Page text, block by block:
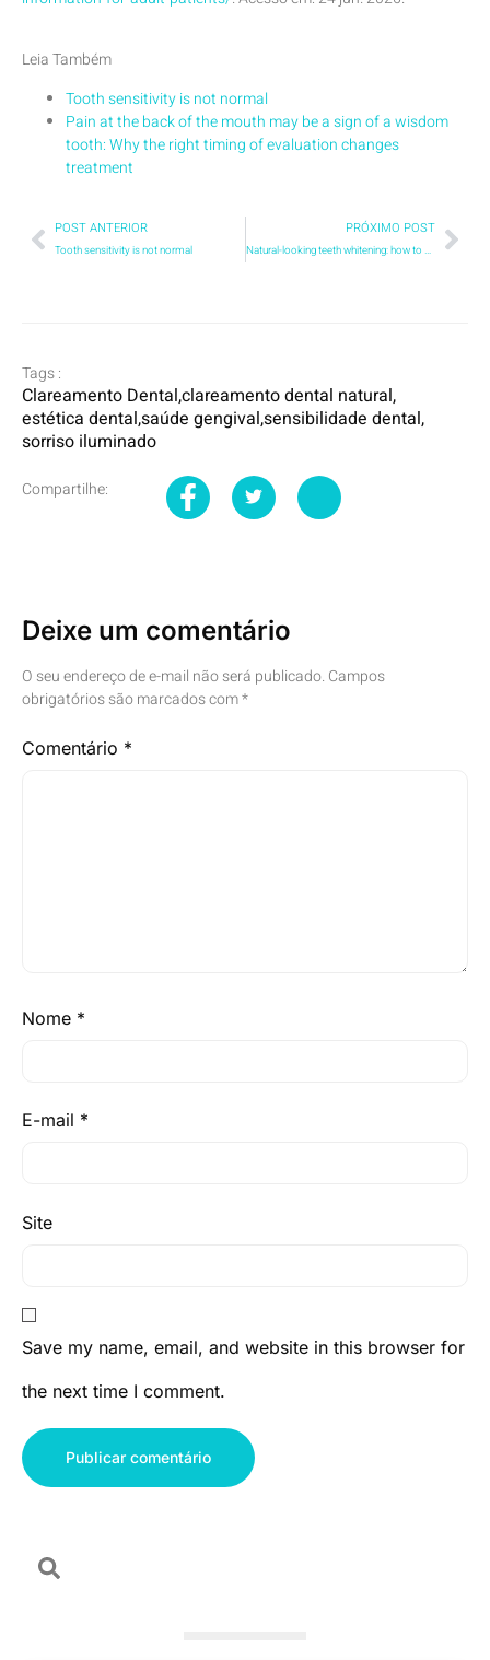
Leia Também
Tooth sensitivity is not normal
Pain at the back of the mouth may be a sign of a wisdom
tooth: Why the right timing of evaluation changes
treatment
POST ANTERIOR
Tooth sensitivity is not normal
PRÓXIMO POST
Natural-looking teeth whitening: how to brighten your smile without overdoing it
Tags :
Clareamento Dental,clareamento dental natural,
estética dental,saúde gengival,sensibilidade dental,
sorriso iluminado
Compartilhe:
Deixe um comentário
O seu endereço de e-mail não será publicado. Campos
obrigatórios são marcados com*
Comentário *
Nome *
E-mail *
Site
Save my name, email, and website in this browser for
the next time I comment.